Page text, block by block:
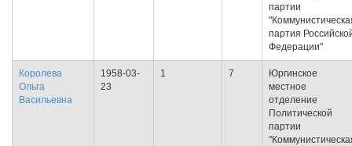
партии
партия
Федерации"
Королева
Ольга
Васильевна
1958-03-
23
1 7
Юргинское
местное
отделение
Политической
партии